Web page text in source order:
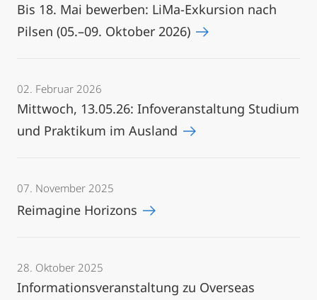
Bis 18. Mai bewerben: LiMa-Exkursion nach
Pilsen (05.–09. Oktober 2026)
02. Februar 2026
Mittwoch, 13.05.26: Infoveranstaltung Studium
und Praktikum im Ausland
07. November 2025
Reimagine Horizons
28. Oktober 2025
Informationsveranstaltung zu Overseas